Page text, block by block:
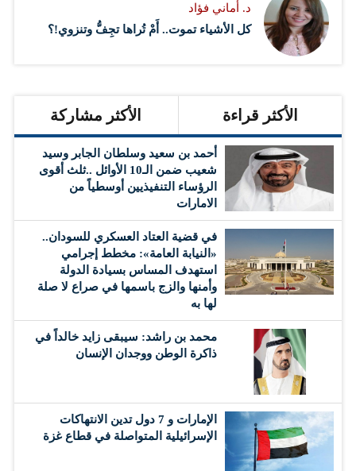
د. أماني فؤاد
كل الأشياء تموت.. أَمْ تُراها تجِفُّ وتنزوي!؟
الأكثر قراءة الأكثر مشاركة
أحمد بن سعيد وسلطان الجابر وسيد
شعيب ضمن الـ10 الأوائل ..ثلث أقوى
الرؤساء التنفيذيين أوسطياً من
الامارات
في قضية العتاد العسكري للسودان..
«النيابة العامة»: مخطط إجرامي
استهدف المساس بسيادة الدولة
وأمنها والزج باسمها في صراع لا صلة
لها به
محمد بن راشد: سيبقى زايد خالداً في
ذاكرة الوطن ووجدان الإنسان
الإمارات و 7 دول تدين الانتهاكات
الإسرائيلية المتواصلة في قطاع غزة